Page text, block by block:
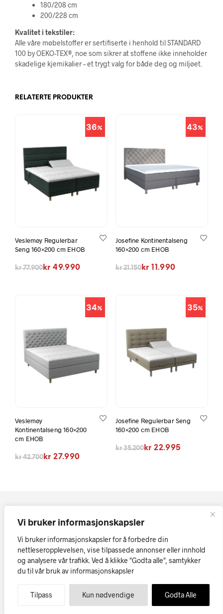
Vi bruker informasjonskapsler
Vi bruker informasjonskapsler for å forbedre din
nettleseropplevelsen, vise tilpassede annonser eller innhold
og analysere vår trafikk. Ved å klikke "Godta alle", samtykker
du til vår bruk av informasjonskapsler
Tilpass Kun nødvendige Godta Alle
180/208 cm
200/228 cm
Kvalitet i tekstiler:
Alle våre møbelstoffer er sertifiserte i henhold til STANDARD
100 by OEKO-TEX®, noe som sikrer at stoffene ikke inneholder
skadelige kjemikalier – et trygt valg for både deg og miljøet.
RELATERTE PRODUKTER
36
Veslemøy Regulerbar
Seng 160×200 cm EHOB
kr77.900
Opprinnelig pris var: kr 77.900.
kr 49.990
Nåværende pris er: kr 49.990.
43
Josefine Kontinentalseng
160×200 cm EHOB
kr21.150
Opprinnelig pris var: kr 21.150.
kr 11.990
Nåværende pris er: kr 11.990.
34
Veslemøy
Kontinentalseng 160×200
cm EHOB
kr42.700
Opprinnelig pris var: kr 42.700.
kr 27.990
Nåværende pris er: kr 27.990.
35
Josefine Regulerbar Seng
160×200 cm EHOB
kr35.200
Opprinnelig pris var: kr 35.200.
kr 22.995
Nåværende pris er: kr 22.995.
Kopirett © Askøy Møbler ASVi tar forbehold om at skrivefeil
eller tekniske feil i tekst, priser og bilder kan forekomme.
Møbler på nett